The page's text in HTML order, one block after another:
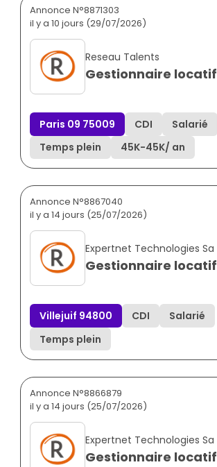
Annonce N°8871303
il y a 10 jours (29/07/2026)
Reseau Talents
Gestionnaire locatif
Paris 09 75009 CDI
Salarié
Temps plein
45K-45K/ an
Annonce N°8867040
il y a 14 jours (25/07/2026)
Expertnet Technologies Sa
Gestionnaire locatif
Villejuif 94800 CDI
Salarié
Temps plein
Annonce N°8866879
il y a 14 jours (25/07/2026)
Expertnet Technologies Sa
Gestionnaire locatif